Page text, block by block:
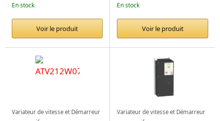
En stock
Voir le produit
En stock
Voir le produit
Variateur de vitesse et Démarreur
Variateur de vitesse et Démarreur